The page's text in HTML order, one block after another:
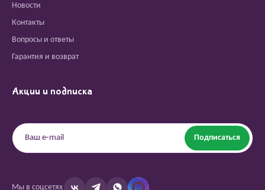
Новости
Контакты
Вопросы и ответы
Гарантия и возврат
Акции и подписка
Подписаться
Мы в соцсетях